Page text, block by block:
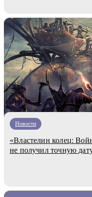
Новости
«Властелин колец:
не получил точную